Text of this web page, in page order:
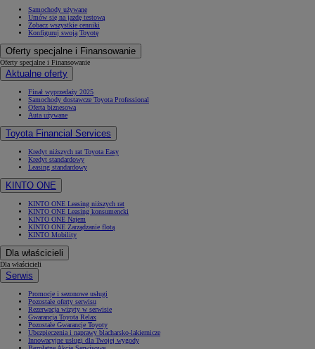
Samochody używane
Umów się na jazdę testową
Zobacz wszystkie cenniki
Konfiguruj swoją Toyotę
Oferty specjalne i Finansowanie
Oferty specjalne i Finansowanie
Aktualne oferty
Finał wyprzedaży 2025
Samochody dostawcze Toyota Professional
Oferta biznesowa
Auta używane
Toyota Financial Services
Kredyt niższych rat Toyota Easy
Kredyt standardowy
Leasing standardowy
KINTO ONE
KINTO ONE Leasing niższych rat
KINTO ONE Leasing konsumencki
KINTO ONE Najem
KINTO ONE Zarządzanie flotą
KINTO Mobility
Dla właścicieli
Dla właścicieli
Serwis
Promocje i sezonowe usługi
Pozostałe oferty serwisu
Rezerwacja wizyty w serwisie
Gwarancja Toyota Relax
Pozostałe Gwarancje Toyoty
Ubezpieczenia i naprawy blacharsko-lakiernicze
Innowacyjne usługi dla Twojej wygody